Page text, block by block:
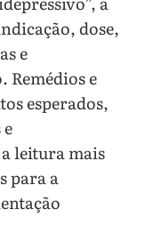
dose,
e
Remédios e
esperados,
leitura mais
para a